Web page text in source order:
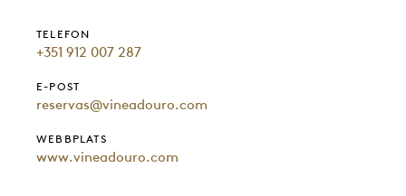
TELEFON
+351 912 007 287
E-POST
reservas@vineadouro.com
WEBBPLATS
www.vineadouro.com